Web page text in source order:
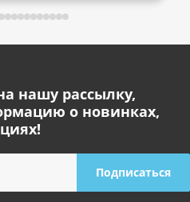
нашу рассылку,
о новинках,